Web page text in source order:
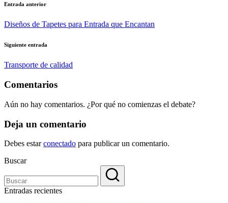
Navegación
de
Entrada anterior
Diseños de Tapetes para Entrada que Encantan
Siguiente entrada
Transporte de calidad
Comentarios
Aún no hay comentarios. ¿Por qué no comienzas el debate?
Deja un comentario
Debes estarconectado para publicar un comentario.
Buscar
Entradas recientes